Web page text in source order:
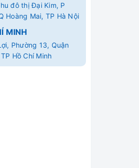
đô thị Đại Kim, P
Hoàng Mai, TP Hà Nội
MINH
Phường 13, Quận
Hồ Chí Minh